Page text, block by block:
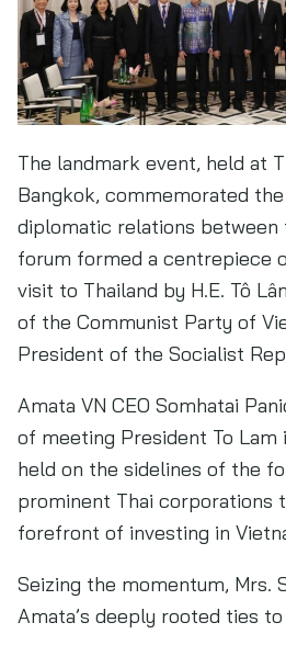
The landmark event, held at
Bangkok, commemorated
diplomatic relations between
forum formed a centrepiece
visit to Thailand by H.E. Tô
of the Communist Party of
President of the Socialist
Amata VN CEO Somhatai
of meeting President To Lam
held on the sidelines of the
prominent Thai corporations
forefront of investing in
Seizing the momentum, Mrs.
Amata’s deeply rooted ties